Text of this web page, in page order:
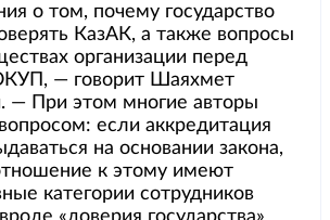
о том, почему государство
КазАК, а также вопросы
организации перед
— говорит Шаяхмет
— При этом многие авторы
если аккредитация
на основании закона,
к этому имеют
категории сотрудников